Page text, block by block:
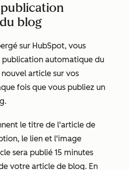
blog
sur HubSpot, vous
publication automatique du
article sur vos
fois que vous publiez un
le titre de l'article de
le lien et l'image
sera publié 15 minutes
votre article de blog. En